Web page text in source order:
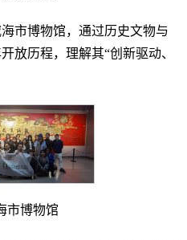
博物馆，通过历史文物与
放历程，理解其“创新驱动、
市博物馆